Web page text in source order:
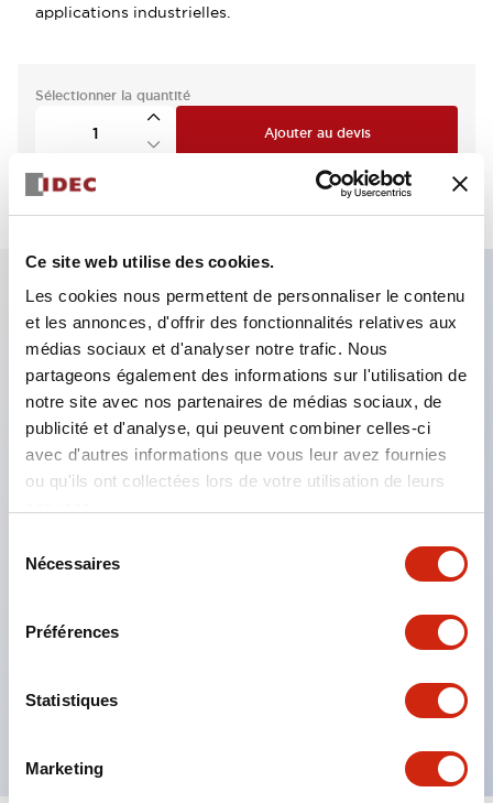
Ce site web utilise des cookies.
Les cookies nous permettent de personnaliser le contenu
et les annonces, d'offrir des fonctionnalités relatives aux
médias sociaux et d'analyser notre trafic. Nous
partageons également des informations sur l'utilisation de
notre site avec nos partenaires de médias sociaux, de
publicité et d'analyse, qui peuvent combiner celles-ci
avec d'autres informations que vous leur avez fournies
ou qu'ils ont collectées lors de votre utilisation de leurs
Nécessaires
Préférences
Statistiques
Marketing
applications industrielles.
Sélectionner la quantité
Ajouter au devis
Caractéristiques clés
Le montage en groupe serré est possible, et le
montage/démontage de l’unité de contact est
également facile même lors du montage en groupe
serré.
Structure séparée adoptant un mécanisme de
levier de verrouillage amovible par baïonnette.
La structure de protection est de type résistant
aux jets d’eau, IP65 (IEC 60529). (Le buzzer est
Produits certifiés UL, CSA et conformes aux
normes EN. (Sauf buzzer)